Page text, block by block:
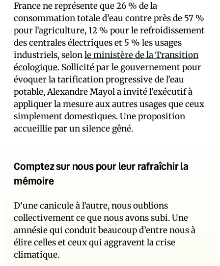
France ne représente que 26 % de la
consommation totale d’eau contre près de 57 %
pour l’agriculture, 12 % pour le refroidissement
des centrales électriques et 5 % les usages
industriels, selonle ministère de la Transition
écologique. Sollicité par le gouvernement pour
évoquer la tarification progressive de l’eau
potable, Alexandre Mayol a invité l’exécutif à
appliquer la mesure aux autres usages que ceux
simplement domestiques. Une proposition
accueillie par un silence gêné.
Comptez sur nous pour leur rafraîchir la
mémoire
D’une canicule à l’autre, nous oublions
collectivement ce que nous avons subi. Une
amnésie qui conduit beaucoup d’entre nous à
élire celles et ceux qui aggravent la crise
climatique.